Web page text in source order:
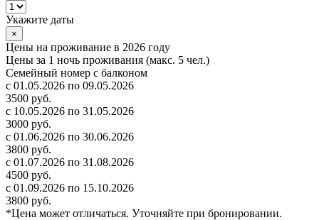
Укажите даты
×
Цены на проживание в 2026 году
Цены за 1 ночь проживания (макс. 5 чел.)
Семейный номер с балконом
с 01.05.2026 по 09.05.2026
3500 руб.
с 10.05.2026 по 31.05.2026
3000 руб.
с 01.06.2026 по 30.06.2026
3800 руб.
с 01.07.2026 по 31.08.2026
4500 руб.
с 01.09.2026 по 15.10.2026
3800 руб.
*Цена может отличаться. Уточняйте при бронировании.